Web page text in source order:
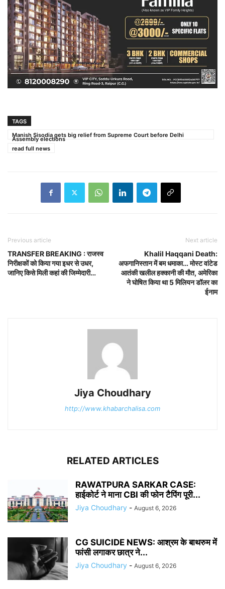
TAGS
Manish Sisodia gets big relief from Supreme Court before Delhi
Assembly elections
read full news
Previous article
TRANSFER BREAKING : राजस्व
निरीक्षकों को किया गया इधर से उधर,
जानिए किसे मिली कहां की जिम्मेदारी…
Next article
Khalil Haqqani Death:
अफगानिस्तान में बम धमाका… मोस्ट वांटेड
आतंकी खलील हक्कानी की मौत, अमेरिका
ने घोषित किया था 5 मिलियन डॉलर का
ईनाम
Jiya Choudhary
http://www.khabarchalisa.com
RELATED ARTICLES
RAWATPURA SARKAR CASE:
हाईकोर्ट ने माना CBI की फोन टैपिंग पूरी...
Jiya Choudhary - August 6, 2026
CG SUICIDE NEWS: आश्रम के बाथरुम में
फांसी लगाकर छात्र ने...
Jiya Choudhary - August 6, 2026